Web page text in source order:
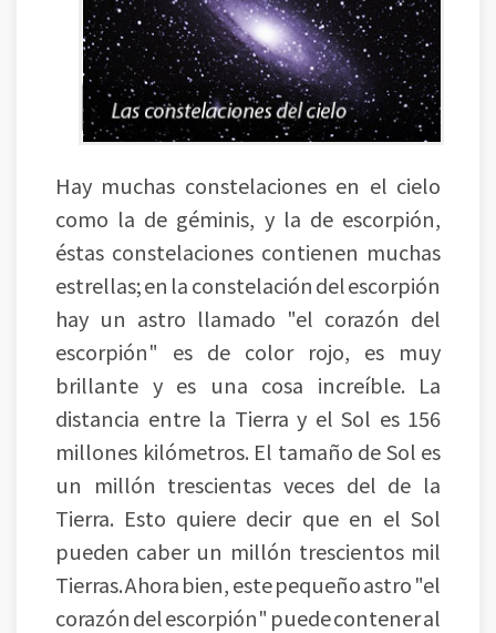
Hay muchas constelaciones en el cielo
como la de géminis, y la de escorpión,
éstas constelaciones contienen muchas
estrellas; en la constelación del escorpión
hay un astro llamado "el corazón del
escorpión" es de color rojo, es muy
brillante y es una cosa increíble. La
distancia entre la Tierra y el Sol es 156
millones kilómetros. El tamaño de Sol es
un millón trescientas veces del de la
Tierra. Esto quiere decir que en el Sol
pueden caber un millón trescientos mil
Tierras. Ahora bien, este pequeño astro "el
corazón del escorpión" puede contener al